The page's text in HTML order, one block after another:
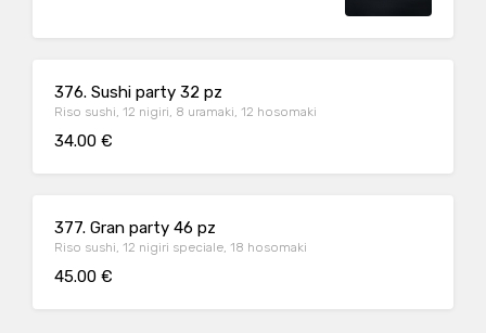
376. Sushi party 32 pz
Riso sushi, 12 nigiri, 8 uramaki, 12 hosomaki
34.00 €
377. Gran party 46 pz
Riso sushi, 12 nigiri speciale, 18 hosomaki
45.00 €